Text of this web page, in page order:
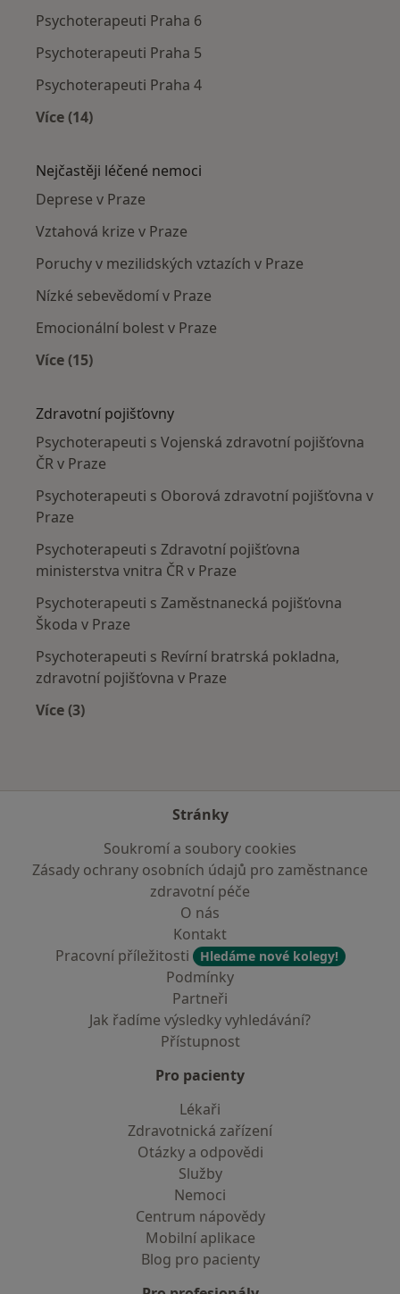
Psychoterapeuti Praha 6
Psychoterapeuti Praha 5
Psychoterapeuti Praha 4
Více (14)
Nejčastěji léčené nemoci
Deprese v Praze
Vztahová krize v Praze
Poruchy v mezilidských vztazích v Praze
Nízké sebevědomí v Praze
Emocionální bolest v Praze
Více (15)
Zdravotní pojišťovny
Psychoterapeuti s Vojenská zdravotní pojišťovna
ČR v Praze
Psychoterapeuti s Oborová zdravotní pojišťovna v
Praze
Psychoterapeuti s Zdravotní pojišťovna
ministerstva vnitra ČR v Praze
Psychoterapeuti s Zaměstnanecká pojišťovna
Škoda v Praze
Psychoterapeuti s Revírní bratrská pokladna,
zdravotní pojišťovna v Praze
Více (3)
Stránky
Soukromí a soubory cookies
Zásady ochrany osobních údajů pro zaměstnance
zdravotní péče
O nás
Kontakt
Pracovní příležitosti
Hledáme nové kolegy!
Podmínky
Partneři
Jak řadíme výsledky vyhledávání?
Přístupnost
Pro pacienty
Lékaři
Zdravotnická zařízení
Otázky a odpovědi
Služby
Nemoci
Centrum nápovědy
Mobilní aplikace
Blog pro pacienty